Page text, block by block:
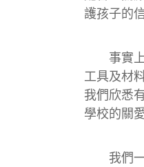
護孩子的
事實上
工具及材
我們欣悉
學校的關
我們一